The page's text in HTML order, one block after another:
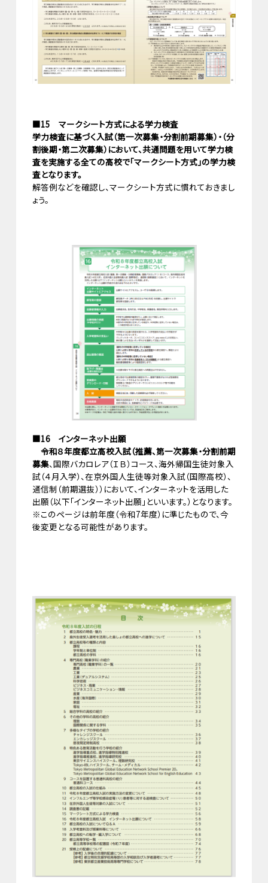
■15 マークシート方式による学力検査
学力検査に基づく入試（第一次募集・分割前期募集）・（分
割後期・第二次募集）において、共通問題を用いて学力検
査を実施する全ての高校で「マークシート方式」の学力検
査となります。
解答例などを確認し、マークシート方式に慣れておきまし
ょう。
■16 インターネット出願
令和８年度都立高校入試（推薦、第一次募集・分割前期
募集、国際バカロレア（ＩＢ）コース、海外帰国生徒対象入
試（４月入学）、在京外国人生徒等対象入試（国際高校）、
通信制（前期選抜））において、インターネットを活用した
出願（以下「インターネット出願」といいます。）となります。
※このページは前年度（令和7年度）に準じたもので、今
後変更となる可能性があります。